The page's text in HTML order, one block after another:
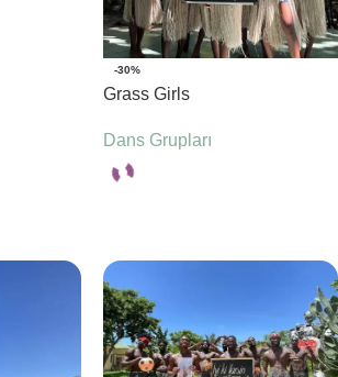
-30%
Grass Girls
Dans Grupları